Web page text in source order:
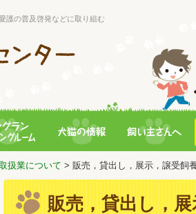
護の普及啓発などに取り組む
扱業について > 販売，貸出し，展示，譲受飼
販売，貸出し，